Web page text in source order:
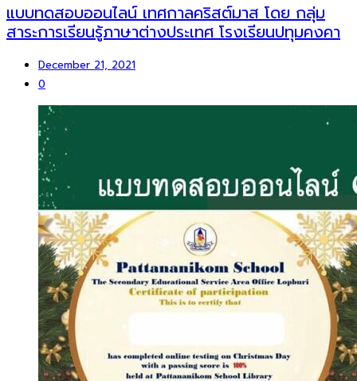
แบบทดสอบออนไลน์ เทศกาลคริสต์มาส โดย กลุ่ม
สาระการเรียนรู้ภาษาต่างประเทศ โรงเรียนปทุมคงคา
December 21, 2021
0